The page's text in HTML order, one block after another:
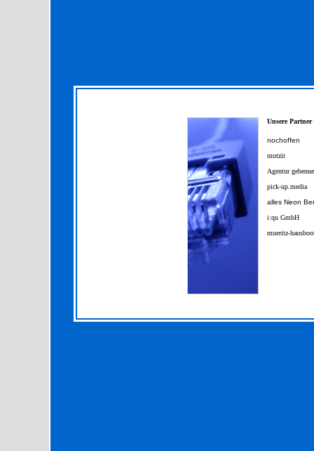
Unsere Partner
nochoffen
motzit
Agentur
pick-up.media
alles Neon
i:qu GmbH
mueritz-